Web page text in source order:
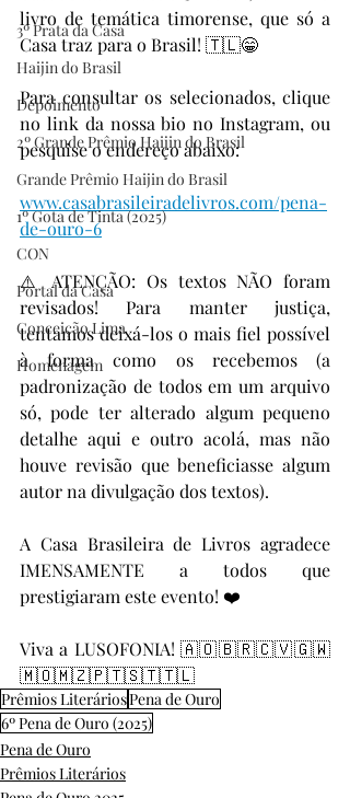
3º Prata da Casa
Haijin do Brasil
Depoimento
2º Grande Prêmio Haijin do Brasil
Grande Prêmio Haijin do Brasil
1º Gota de Tinta (2025)
CON
Portal da Casa
Conceição Lima
Homenagem
livro de temática timorense, que só a
Casa traz para o Brasil! 🇹🇱😁
Para consultar os selecionados, clique
no link da nossa bio no Instagram, ou
pesquise o endereço abaixo:
www.casabrasileiradelivros.com/pena-
de-ouro-6
⚠️ ATENÇÃO: Os textos NÃO foram
revisados! Para manter justiça,
tentamos deixá-los o mais fiel possível
à forma como os recebemos (a
padronização de todos em um arquivo
só, pode ter alterado algum pequeno
detalhe aqui e outro acolá, mas não
houve revisão que beneficiasse algum
autor na divulgação dos textos).
A Casa Brasileira de Livros agradece
IMENSAMENTE a todos que
prestigiaram este evento! ❤️
Viva a LUSOFONIA! 🇦🇴🇧🇷🇨🇻🇬🇼
🇲🇴🇲🇿🇵🇹🇸🇹🇹🇱
Prêmios LiteráriosPena de Ouro
6º Pena de Ouro (2025)
Pena de Ouro
Prêmios Literários